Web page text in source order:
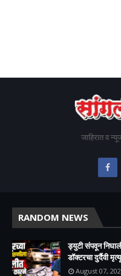
जाहिरात व
RANDOM NEWS
ड्युटी संपवून
डॉक्टरचा दुर्दैवी मृत्यू
August 07,